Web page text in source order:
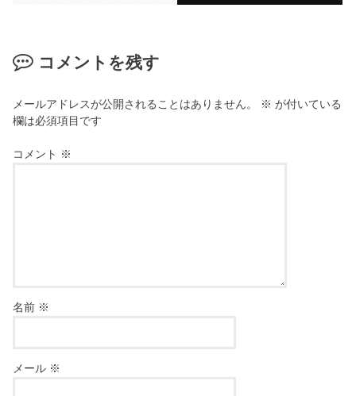
コメントを残す
メールアドレスが公開されることはありません。 ※ が付いている
欄は必須項目です
コメント ※
名前 ※
メール ※